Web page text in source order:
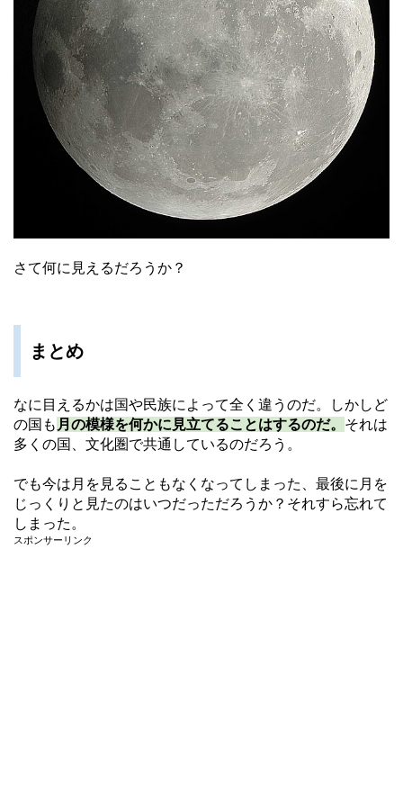
さて何に見えるだろうか？
まとめ
なに目えるかは国や民族によって全く違うのだ。しかしど
の国も 月の模様を何かに見立てることはするのだ。 それは
多くの国、文化圏で共通しているのだろう。
でも今は月を見ることもなくなってしまった、最後に月を
じっくりと見たのはいつだっただろうか？それすら忘れて
しまった。
スポンサーリンク